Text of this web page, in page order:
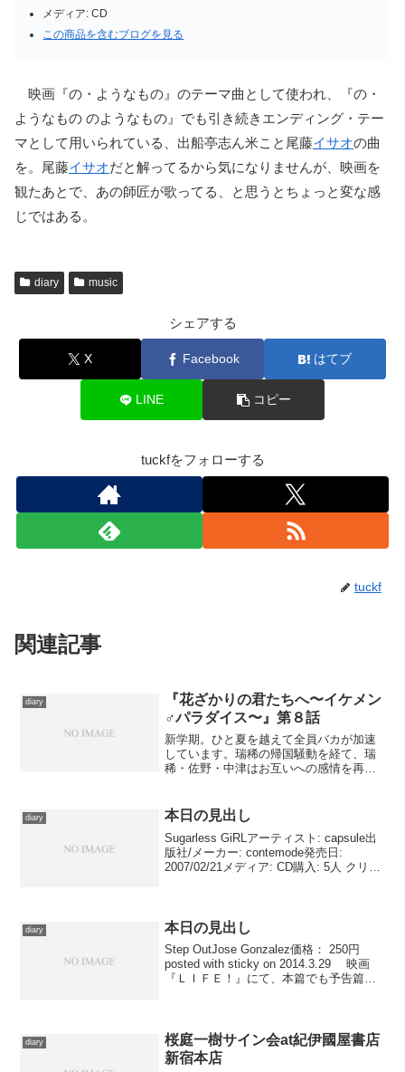
メディア: CD
この商品を含むブログを見る
映画『の・ようなもの』のテーマ曲として使われ、『の・
ようなもの のようなもの』でも引き続きエンディング・テー
マとして用いられている、出船亭志ん米こと尾藤イサオの曲
を。尾藤イサオだと解ってるから気になりませんが、映画を
観たあとで、あの師匠が歌ってる、と思うとちょっと変な感
じではある。
diary music
シェアする
X Facebook はてブ
LINE コピー
tuckfをフォローする
tuckf
関連記事
diary
『花ざかりの君たちへ〜イケメン
♂パラダイス〜』第８話
新学期。ひと夏を越えて全員バカが加速
しています。瑞稀の帰国騒動を経て、瑞
稀・佐野・中津はお互いへの感情を再認
が向上した秋葉が企画した撮影会に招か
れると、佐野は当初拒んだ...
diary 本日の見出し
Sugarless GiRLアーティスト: capsule出
版社/メーカー: contemode発売日:
2007/02/21メディア: CD購入: 5人 クリッ
diary 本日の見出し
Step OutJose Gonzalez価格： 250円
posted with sticky on 2014.3.29 映画
『ＬＩＦＥ！』にて、本篇でも予告篇で
diary
桜庭一樹サイン会at紀伊國屋書店
新宿本店